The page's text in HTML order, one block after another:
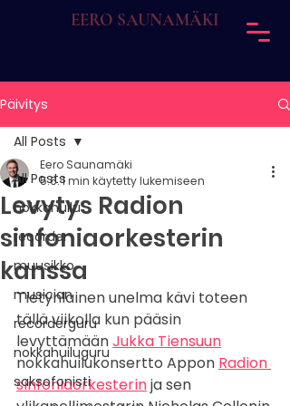
EERO SAUNAMÄKI
Päivitys
All Posts
nokkahuilu
recorder
muusikko
musician
recorderguru
nokkahuiluguru
saksofonisti
All Posts
Levytys Radion
sinfoniaorkesterin
kanssa
Eero Saunamäki
5.6.1 min käytetty lukemiseen
Tietynlainen unelma kävi toteen
tällä viikolla kun pääsin
levyttämään Jukka Tiensuun
nokkahuilukonsertto Appon Radion
sinfoniaorkesterin ja sen